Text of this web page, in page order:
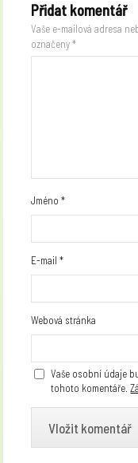
Přidat komentář
Vaše e-mailová adresa
označeny*
Jméno*
E-mail*
Webová stránka
Vaše osobní údaje
tohoto komentáře.